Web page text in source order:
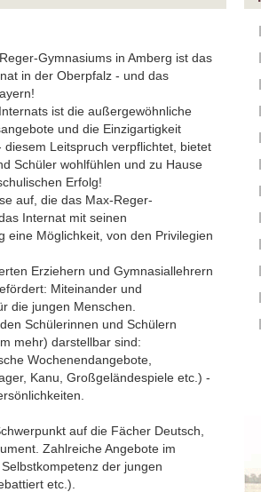
Gymnasiums in Amberg ist das
in der Oberpfalz - und das
ist die außergewöhnliche
und die Einzigartigkeit
Leitspruch verpflichtet, bietet
Schüler wohlfühlen und zu Hause
Erfolg!
auf, die das Max-Reger-
Internat mit seinen
eine Möglichkeit, von den Privilegien
Erziehern und Gymnasiallehrern
Miteinander und
die jungen Menschen.
Schülerinnen und Schülern
mehr) darstellbar sind:
Wochenendangebote,
Kanu, Großgeländespiele etc.) -
auf die Fächer Deutsch,
Zahlreiche Angebote im
der jungen
etc.).